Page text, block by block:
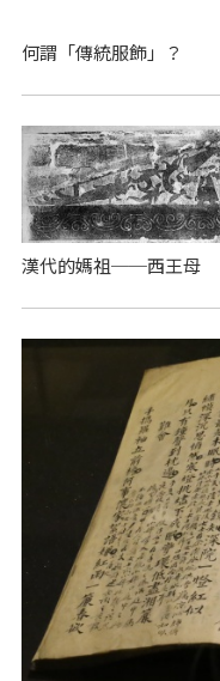
何謂「傳統服飾」？
漢代的媽祖──西王母